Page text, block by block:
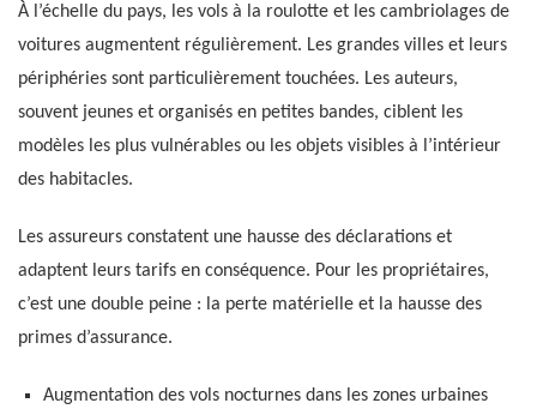
À l’échelle du pays, les vols à la roulotte et les cambriolages de
voitures augmentent régulièrement. Les grandes villes et leurs
périphéries sont particulièrement touchées. Les auteurs,
souvent jeunes et organisés en petites bandes, ciblent les
modèles les plus vulnérables ou les objets visibles à l’intérieur
des habitacles.
Les assureurs constatent une hausse des déclarations et
adaptent leurs tarifs en conséquence. Pour les propriétaires,
c’est une double peine : la perte matérielle et la hausse des
primes d’assurance.
Augmentation des vols nocturnes dans les zones urbaines